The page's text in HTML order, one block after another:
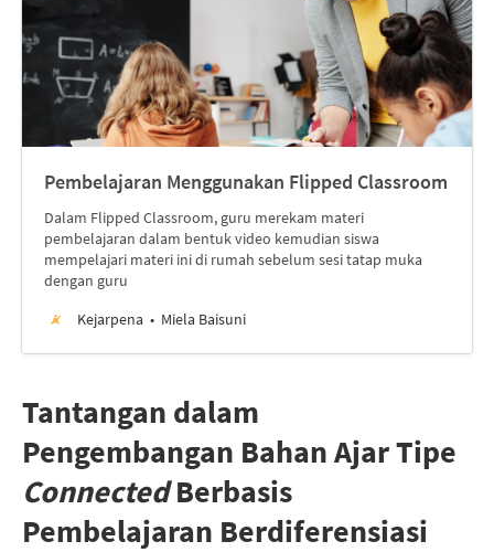
Pembelajaran Menggunakan Flipped Classroom
Dalam Flipped Classroom, guru merekam materi
pembelajaran dalam bentuk video kemudian siswa
mempelajari materi ini di rumah sebelum sesi tatap muka
dengan guru
Kejarpena
Miela Baisuni
Tantangan dalam
Pengembangan Bahan Ajar Tipe
ConnectedBerbasis
Pembelajaran Berdiferensiasi